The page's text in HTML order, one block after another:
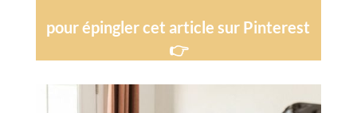
pour épingler cet article sur Pinterest
👉